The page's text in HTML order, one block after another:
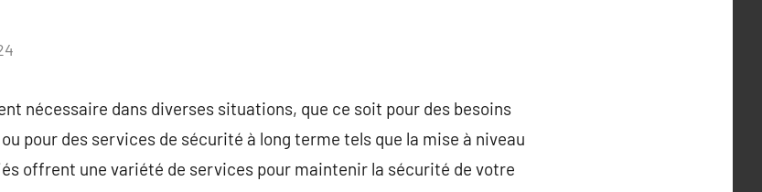
nécessaire dans diverses situations, que ce soit pour des besoins
pour des services de sécurité à long terme tels que la mise à niveau
offrent une variété de services pour maintenir la sécurité de votre